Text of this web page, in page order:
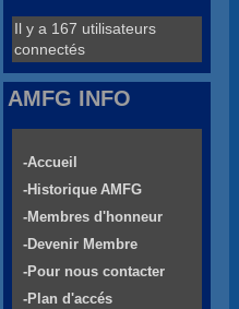
Il y a 167 utilisateurs
connectés
AMFG INFO
-Accueil
-Historique AMFG
-Membres d'honneur
-Devenir Membre
-Pour nous contacter
-Plan d'accés